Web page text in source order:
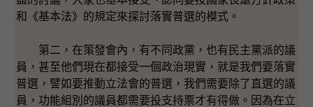
和《基本法》的規定來探討落實普選的模式。
第二，在策發會內，有不同政黨，也有民主黨派的議
員，甚至他們現在都接受一個政治現實，就是我們要落實
普選，譬如要推動立法會的普選，我們需要除了直選的議
員，功能組別的議員都需要投支持票才有得做。因為在立